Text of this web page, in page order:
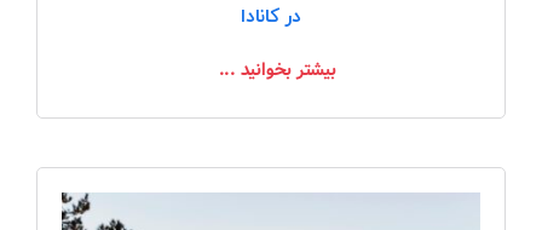
در کانادا
بیشتر بخوانید ...